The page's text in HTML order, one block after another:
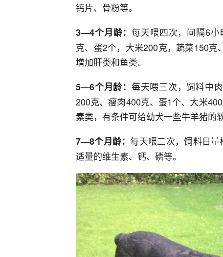
钙片、骨粉等。
3—4个月龄：每天喂四次，间隔6
克、蛋2个，大米200克，蔬菜150克
增加肝类和鱼类。
5—6个月龄： 每天喂三次，饲料中
200克、瘦肉400克、蛋1个、大米
素类，有条件可给幼犬一些牛羊猪的
7—8个月龄：每天喂二次，饲料日
适量的维生素、钙、磷等。